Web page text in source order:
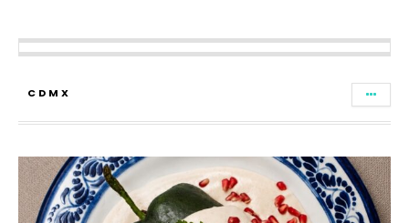
CDMX